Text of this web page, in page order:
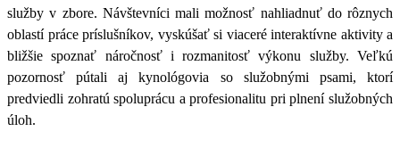
služby v zbore. Návštevníci mali možnosť nahliadnuť do rôznych
oblastí práce príslušníkov, vyskúšať si viaceré interaktívne aktivity a
bližšie spoznať náročnosť i rozmanitosť výkonu služby. Veľkú
pozornosť pútali aj kynológovia so služobnými psami, ktorí
predviedli zohratú spoluprácu a profesionalitu pri plnení služobných
úloh.